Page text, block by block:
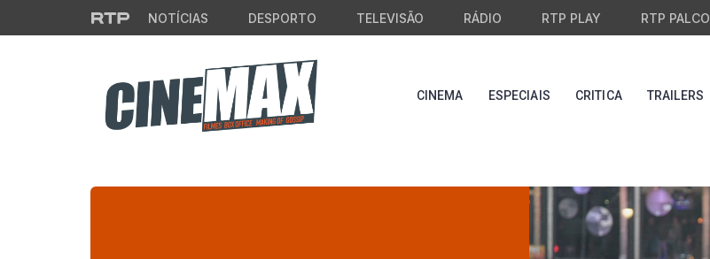
Saltar para o conteúdo principal
NOTÍCIAS DESPORTO TELEVISÃO RÁDIO RTP PLAY RTP PALCO
CINEMA ESPECIAIS CRITICA TRAILERS